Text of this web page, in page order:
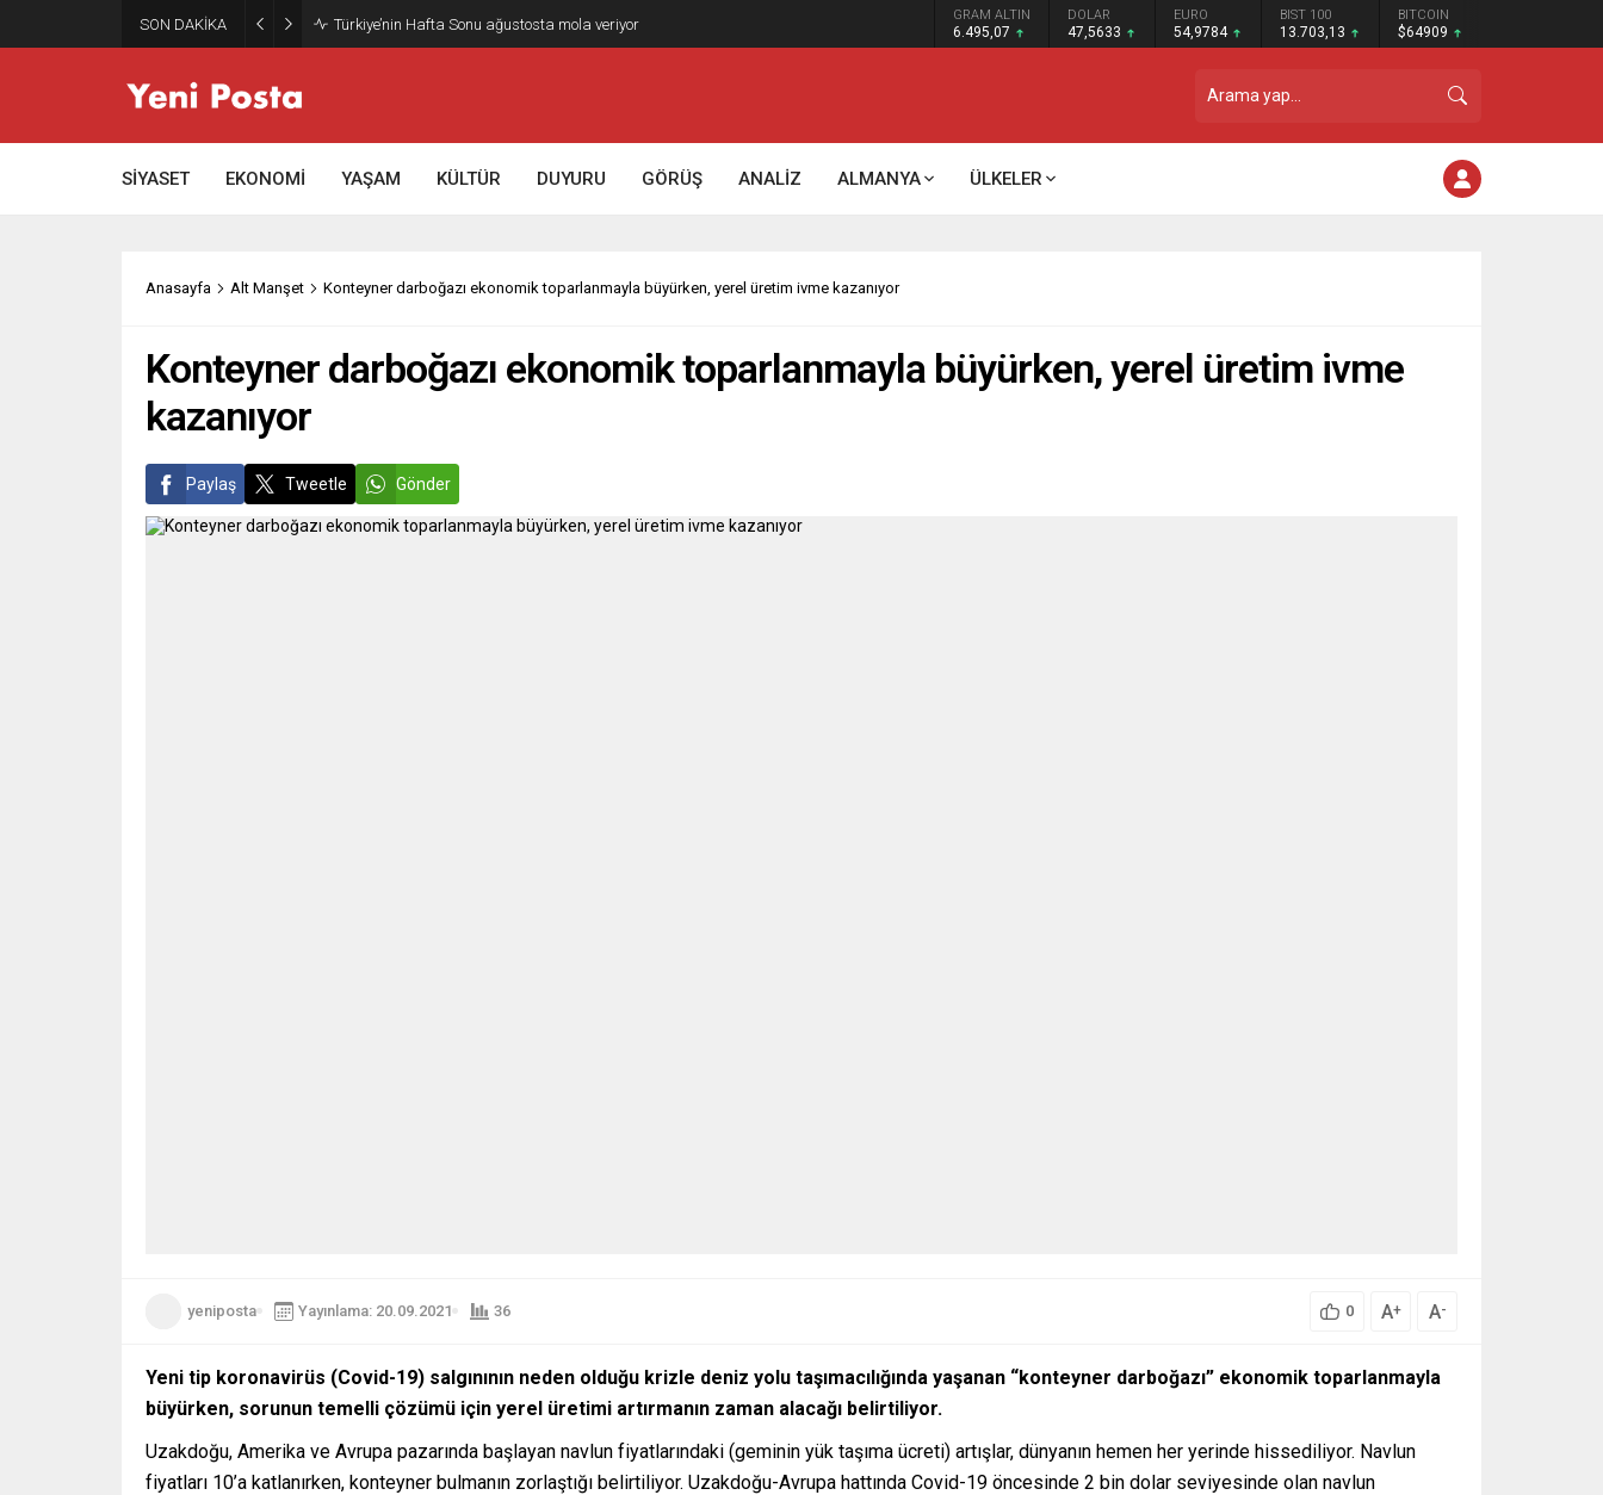
SON DAKİKA Gazze’nin geleceği: Teknokratik kontrol mü, kolonializm mi? GRAM ALTIN
6.495,07
DOLAR
47,5633
EURO
54,9784
BIST 100
13.703,13
BITCOIN
$64909
SİYASET EKONOMİ YAŞAM KÜLTÜR DUYURU GÖRÜŞ ANALİZ ALMANYA ÜLKELER
Anasayfa Alt Manşet Konteyner darboğazı ekonomik toparlanmayla büyürken, yerel üretim ivme kazanıyor
Konteyner darboğazı ekonomik toparlanmayla büyürken, yerel üretim ivme
kazanıyor
Paylaş Tweetle Gönder
yeniposta Yayınlama: 20.09.2021 36 0 A+ A-
Yeni tip koronavirüs (Covid-19) salgınının neden olduğu krizle deniz yolu taşımacılığında yaşanan “konteyner darboğazı” ekonomik toparlanmayla
büyürken, sorunun temelli çözümü için yerel üretimi artırmanın zaman alacağı belirtiliyor.
Uzakdoğu, Amerika ve Avrupa pazarında başlayan navlun fiyatlarındaki (geminin yük taşıma ücreti) artışlar, dünyanın hemen her yerinde hissediliyor. Navlun
fiyatları 10’a katlanırken, konteyner bulmanın zorlaştığı belirtiliyor. Uzakdoğu-Avrupa hattında Covid-19 öncesinde 2 bin dolar seviyesinde olan navlun